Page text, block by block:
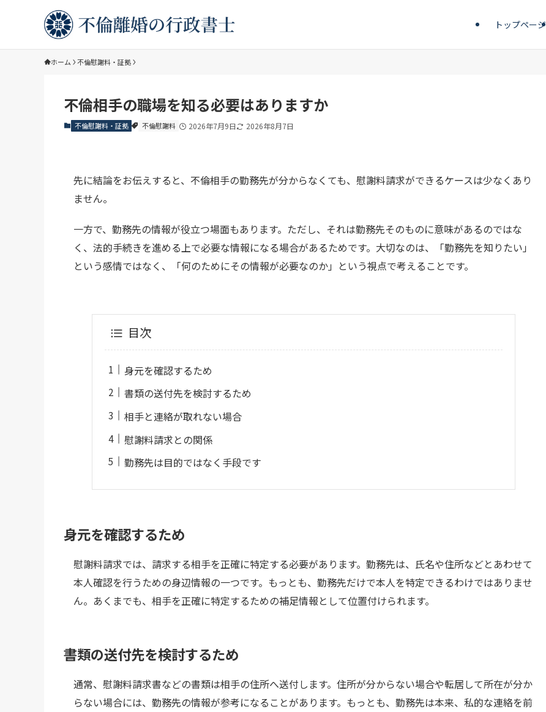
トップページ
ホーム 不倫慰謝料・証拠
不倫相手の職場を知る必要はありますか
不倫慰謝料・証拠 不倫慰謝料 2026年7月9日 2026年8月7日
先に結論をお伝えすると、不倫相手の勤務先が分からなくても、慰謝料請求ができるケースは少なくあり
ません。
一方で、勤務先の情報が役立つ場面もあります。ただし、それは勤務先そのものに意味があるのではな
く、法的手続きを進める上で必要な情報になる場合があるためです。大切なのは、「勤務先を知りたい」
という感情ではなく、「何のためにその情報が必要なのか」という視点で考えることです。
目次
身元を確認するため
書類の送付先を検討するため
相手と連絡が取れない場合
慰謝料請求との関係
勤務先は目的ではなく手段です
身元を確認するため
慰謝料請求では、請求する相手を正確に特定する必要があります。勤務先は、氏名や住所などとあわせて
本人確認を行うための身辺情報の一つです。もっとも、勤務先だけで本人を特定できるわけではありませ
ん。あくまでも、相手を正確に特定するための補足情報として位置付けられます。
書類の送付先を検討するため
通常、慰謝料請求書などの書類は相手の住所へ送付します。住所が分からない場合や転居して所在が分か
らない場合には、勤務先の情報が参考になることがあります。もっとも、勤務先は本来、私的な連絡を前